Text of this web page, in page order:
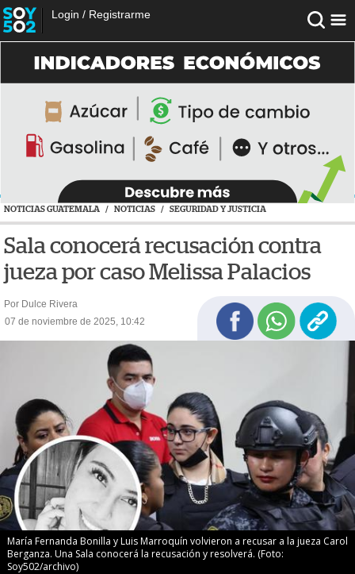
Login / Registrarme
NOTICIAS GUATEMALA / NOTICIAS / SEGURIDAD Y JUSTICIA
Sala conocerá recusación contra
jueza por caso Melissa Palacios
Por Dulce Rivera
07 de noviembre de 2025, 10:42
María Fernanda Bonilla y Luis Marroquín volvieron a recusar a la jueza Carol
Berganza. Una Sala conocerá la recusación y resolverá. (Foto:
Soy502/archivo)